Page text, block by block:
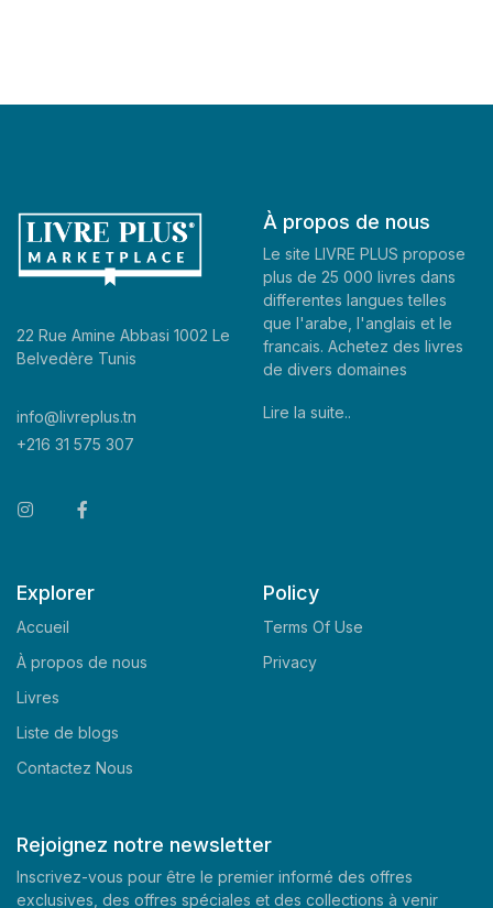
22 Rue Amine Abbasi 1002 Le
Belvedère Tunis
info@livreplus.tn
+216 31 575 307
À propos de nous
Le site LIVRE PLUS propose
plus de 25 000 livres dans
differentes langues telles
que l'arabe, l'anglais et le
francais. Achetez des livres
de divers domaines
Lire la suite..
Explorer
Accueil
À propos de nous
Livres
Liste de blogs
Contactez Nous
Policy
Terms Of Use
Privacy
Rejoignez notre newsletter
Inscrivez-vous pour être le premier informé des offres
exclusives, des offres spéciales et des collections à venir